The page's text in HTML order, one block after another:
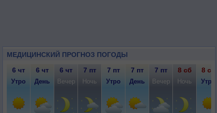
МЕДИЦИНСКИЙ ПРОГНОЗ ПОГОДЫ
6 чт 6 чт 6 чт 7 пт 7 пт 7 пт 7 пт 8 сб 8 сб
Утро День Вечер Ночь Утро День Вечер Ночь Утро